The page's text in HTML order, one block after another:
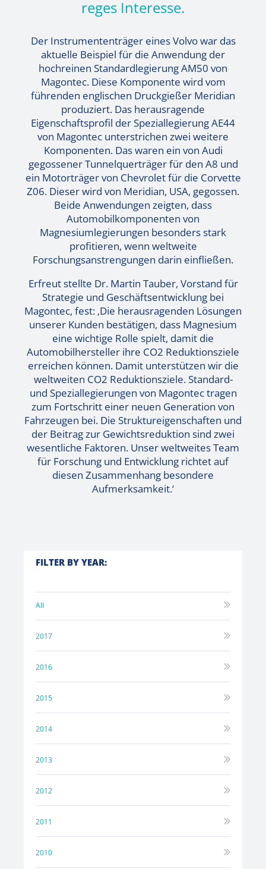
reges Interesse.
Der Instrumententräger eines Volvo war das
aktuelle Beispiel für die Anwendung der
hochreinen Standardlegierung AM50 von
Magontec. Diese Komponente wird vom
führenden englischen Druckgießer Meridian
produziert. Das herausragende
Eigenschaftsprofil der Speziallegierung AE44
von Magontec unterstrichen zwei weitere
Komponenten. Das waren ein von Audi
gegossener Tunnelquerträger für den A8 und
ein Motorträger von Chevrolet für die Corvette
Z06. Dieser wird von Meridian, USA, gegossen.
Beide Anwendungen zeigten, dass
Automobilkomponenten von
Magnesiumlegierungen besonders stark
profitieren, wenn weltweite
Forschungsanstrengungen darin einfließen.
Erfreut stellte Dr. Martin Tauber, Vorstand für
Strategie und Geschäftsentwicklung bei
Magontec, fest: ‚Die herausragenden Lösungen
unserer Kunden bestätigen, dass Magnesium
eine wichtige Rolle spielt, damit die
Automobilhersteller ihre CO2 Reduktionsziele
erreichen können. Damit unterstützen wir die
weltweiten CO2 Reduktionsziele. Standard-
und Speziallegierungen von Magontec tragen
zum Fortschritt einer neuen Generation von
Fahrzeugen bei. Die Struktureigenschaften und
der Beitrag zur Gewichtsreduktion sind zwei
wesentliche Faktoren. Unser weltweites Team
für Forschung und Entwicklung richtet auf
diesen Zusammenhang besondere
Aufmerksamkeit.‘
FILTER BY YEAR:
All
2017
2016
2015
2014
2013
2012
2011
2010